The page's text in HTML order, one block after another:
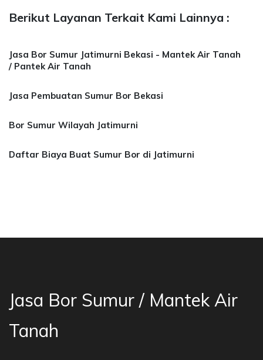
Berikut Layanan Terkait Kami Lainnya :
Jasa Bor Sumur Jatimurni Bekasi - Mantek Air Tanah
/ Pantek Air Tanah
Jasa Pembuatan Sumur Bor Bekasi
Bor Sumur Wilayah Jatimurni
Daftar Biaya Buat Sumur Bor di Jatimurni
Jasa Bor Sumur / Mantek Air
Tanah